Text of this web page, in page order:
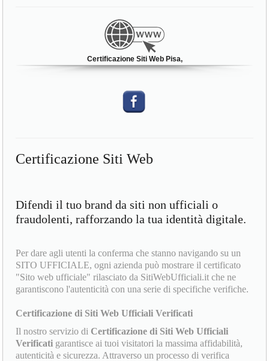
Certificazione Siti Web Pisa,
Certificazione Siti Web
Difendi il tuo brand da siti non ufficiali o
fraudolenti, rafforzando la tua identità digitale.
Per dare agli utenti la conferma che stanno navigando su un
SITO UFFICIALE, ogni azienda può mostrare il certificato
"Sito web ufficiale" rilasciato da SitiWebUfficiali.it che ne
garantiscono l'autenticità con una serie di specifiche verifiche.
Certificazione di Siti Web Ufficiali Verificati
Il nostro servizio di Certificazione di Siti Web Ufficiali
Verificati garantisce ai tuoi visitatori la massima affidabilità,
autenticità e sicurezza. Attraverso un processo di verifica